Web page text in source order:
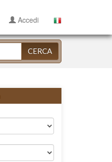
Accedi
CERCA